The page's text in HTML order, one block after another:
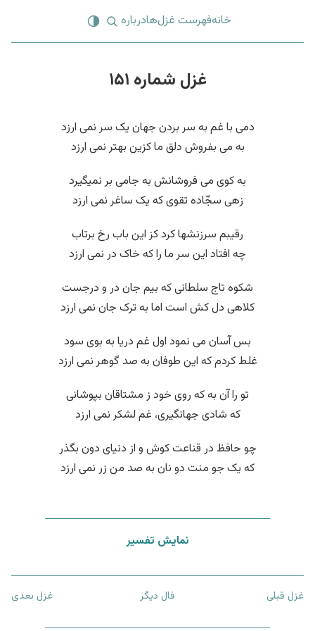
خانهفهرست غزل‌هادرباره
غزل شماره ۱۵۱
دمی با غم به سر بردن جهان یک سر نمی ارزد
به می بفروش دلق ما کزین بهتر نمی ارزد
به کوی می فروشانش به جامی بر نمیگیرد
زهی سجّاده تقوی که یک ساغر نمی ارزد
رقیبم سرزنشها کرد کز این باب رخ برتاب
چه افتاد این سر ما را که خاک در نمی ارزد
شکوه تاج سلطانی که بیم جان در و درجست
کلاهی دل کش است اما به ترک جان نمی ارزد
بس آسان می نمود اول غم دریا به بوی سود
غلط کردم که این طوفان به صد گوهر نمی ارزد
تو را آن به که روی خود ز مشتاقان بپوشانی
که شادی جهانگیری، غم لشکر نمی ارزد
چو حافظ در قناعت کوش و از دنیای دون بگذر
که یک جو منت دو نان به صد من زر نمی ارزد
نمایش تفسیر
غزل قبلی فال دیگر غزل بعدی